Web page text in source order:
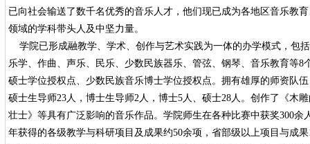
已向社会输送了数千名优秀的音乐人才，他们现已成为各地区音乐教
领域的学科带头人及中坚力量。
学院已形成融教学、学术、创作与艺术实践为一体的办学模式，包
乐学、作曲、声乐、民乐、少数民族器乐、管弦、钢琴、音乐教育等8
硕士学位授权点、少数民族音乐博士学位授权点。拥有雄厚的师资队
硕士生导师23人，博士生导师2人，博士5人、硕士28人。创作了《木
壮士》等具有广泛影响的音乐作品。学院师生在各种比赛中获奖300余
年获得的各级教学与科研项目及成果约50余项，省部级以上项目与成